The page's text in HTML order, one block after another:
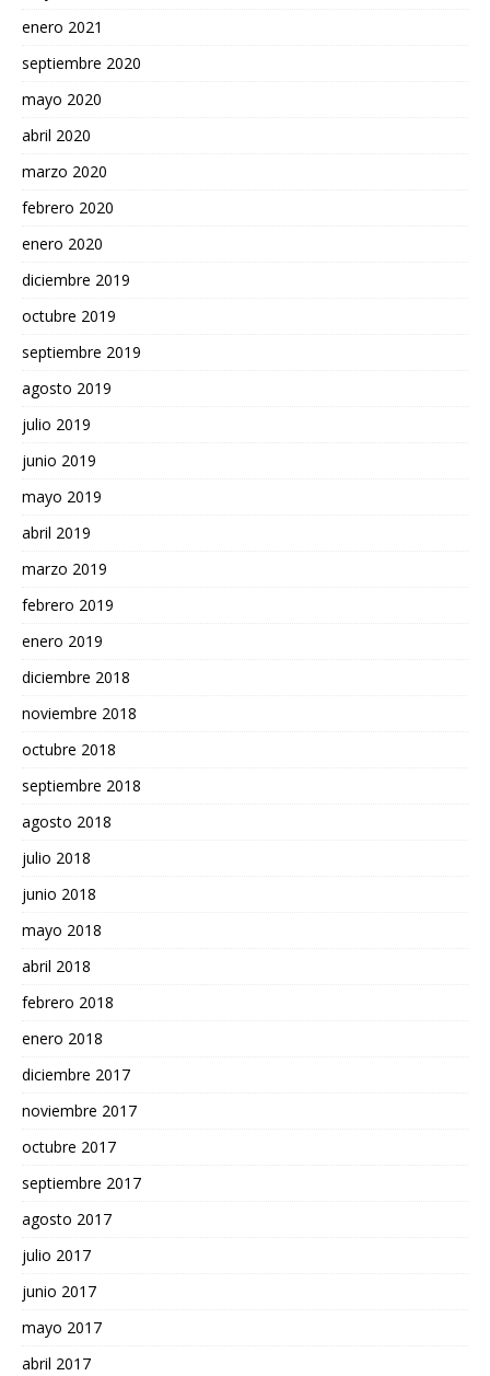
enero 2021
septiembre 2020
mayo 2020
abril 2020
marzo 2020
febrero 2020
enero 2020
diciembre 2019
octubre 2019
septiembre 2019
agosto 2019
julio 2019
junio 2019
mayo 2019
abril 2019
marzo 2019
febrero 2019
enero 2019
diciembre 2018
noviembre 2018
octubre 2018
septiembre 2018
agosto 2018
julio 2018
junio 2018
mayo 2018
abril 2018
febrero 2018
enero 2018
diciembre 2017
noviembre 2017
octubre 2017
septiembre 2017
agosto 2017
julio 2017
junio 2017
mayo 2017
abril 2017